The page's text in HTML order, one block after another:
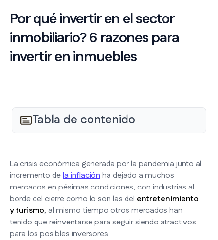
Por qué invertir en el sector
inmobiliario? 6 razones para
invertir en inmuebles
Tabla de contenido
La crisis económica generada por la pandemia junto al
incremento dela inflaciónha dejado a muchos
mercados en pésimas condiciones, con industrias al
borde del cierre como lo son las del entretenimiento
y turismo, al mismo tiempo otros mercados han
tenido que reinventarse para seguir siendo atractivos
para los posibles inversores.